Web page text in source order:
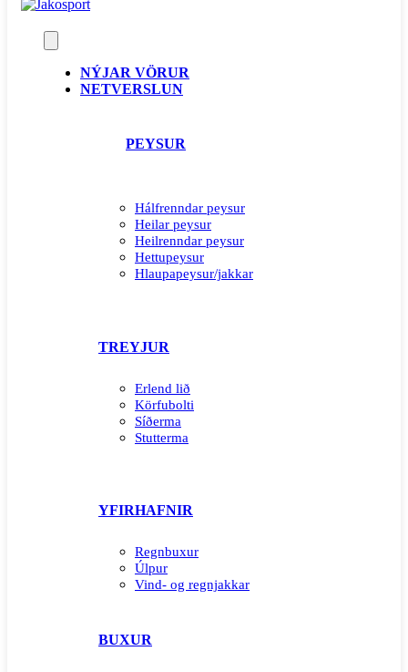
NÝJAR VÖRUR
NETVERSLUN
PEYSUR
Hálfrenndar peysur
Heilar peysur
Heilrenndar peysur
Hettupeysur
Hlaupapeysur/jakkar
TREYJUR
Erlend lið
Körfubolti
Síðerma
Stutterma
YFIRHAFNIR
Regnbuxur
Úlpur
Vind- og regnjakkar
BUXUR